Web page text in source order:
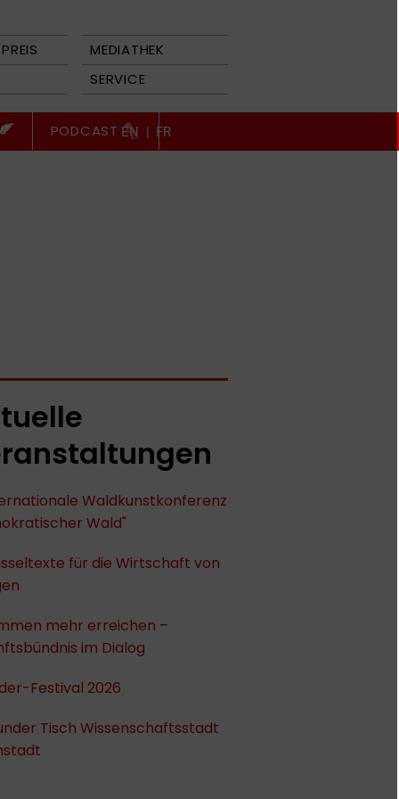
MEDIATHEK
SERVICE
PODCAST EN | FR
Waldkunstkonferenz
Wald"
für die Wirtschaft von
mehr erreichen –
im Dialog
Festival 2026
Tisch Wissenschaftsstadt